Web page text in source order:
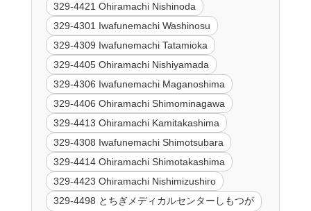
329-4421 Ohiramachi Nishinoda
329-4301 Iwafunemachi Washinosu
329-4309 Iwafunemachi Tatamioka
329-4405 Ohiramachi Nishiyamada
329-4306 Iwafunemachi Maganoshima
329-4406 Ohiramachi Shimominagawa
329-4413 Ohiramachi Kamitakashima
329-4308 Iwafunemachi Shimotsubara
329-4414 Ohiramachi Shimotakashima
329-4423 Ohiramachi Nishimizushiro
329-4498 とちぎメディカルセンターしもつが